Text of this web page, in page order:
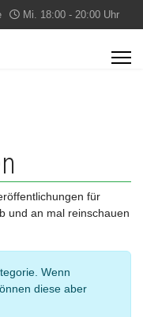
Mi. 18:00 - 20:00 Uhr
für
und an mal reinschauen
Wenn
diese aber